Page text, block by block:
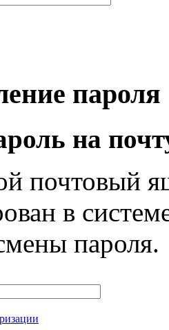
пароля
на
почтовый
в
пароля.